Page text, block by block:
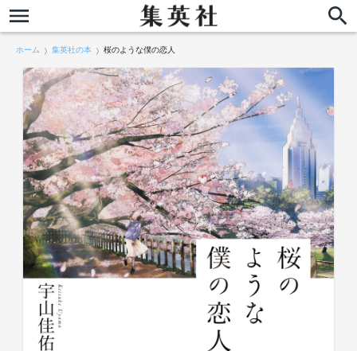
ホーム 集英社の本 桜のような僕の恋人